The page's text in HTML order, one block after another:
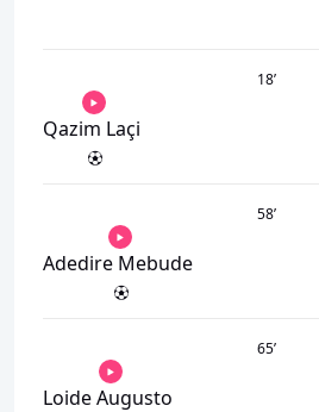
18’
Qazim Laçi
58’
Adedire Mebude
65’
Loide Augusto